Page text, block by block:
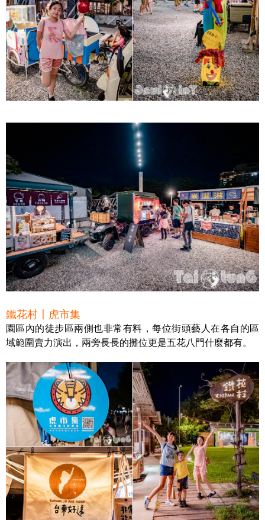
鐵花村〡虎市集
園區內的徒步區兩側也非常有料，每位街頭藝人在各自的區
域範圍賣力演出，兩旁長長的攤位更是五花八門什麼都有。